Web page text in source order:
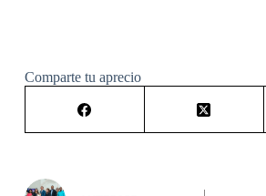
Comparte tu aprecio